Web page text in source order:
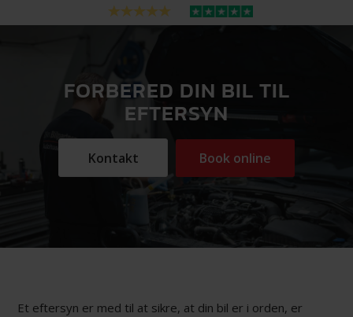
FORBERED DIN BIL TIL
EFTERSYN
Kontakt Book online
Et eftersyn er med til at sikre, at din bil er i orden, er